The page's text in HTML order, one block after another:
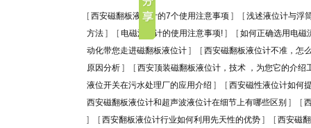
[西安磁翻板液位计的7个使用注意事项 ] [浅述液位计与浮
方法 ] [电磁流量计的使用注意事项! ] [如何正确选用电磁
动化带您走进磁翻板液位计 ] [西安磁翻板液位计不准，怎
原因分析 ] [西安顶装磁翻板液位计，技术 ，为您它的介绍
液位开关在污水处理厂的应用介绍 ] [西安磁性液位计如何
西安磁翻板液位计和超声波液位计在细节上有哪些区别 ] [
]
[西安翻板液位计行业如何利用先天性的优势 ] [西安磁